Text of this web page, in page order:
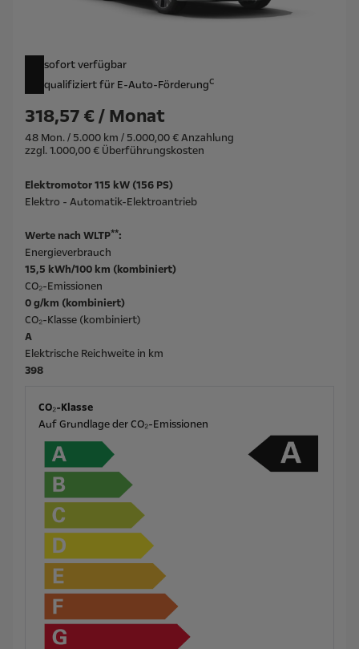
sofort verfügbar
qualifiziert für E-Auto-Förderungc
318,57 € / Monat
48 Mon. / 5.000 km / 5.000,00 € Anzahlung
zzgl. 1.000,00 € Überführungskosten
Elektromotor 115 kW (156 PS)
Elektro - Automatik-Elektroantrieb
Werte nach WLTP**:
Energieverbrauch
15,5 kWh/100 km (kombiniert)
CO₂-Emissionen
0 g/km (kombiniert)
CO₂-Klasse (kombiniert)
A
Elektrische Reichweite in km
398
CO₂-Klasse
Auf Grundlage der CO₂-Emissionen